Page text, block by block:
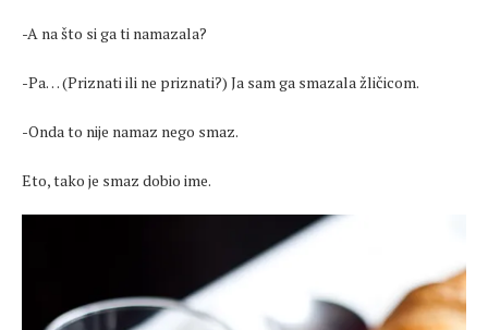
-A na što si ga ti namazala?
-Pa… (Priznati ili ne priznati?) Ja sam ga smazala žličicom.
-Onda to nije namaz nego smaz.
Eto, tako je smaz dobio ime.